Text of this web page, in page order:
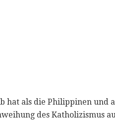
hat als die Philippinen und
des Katholizismus